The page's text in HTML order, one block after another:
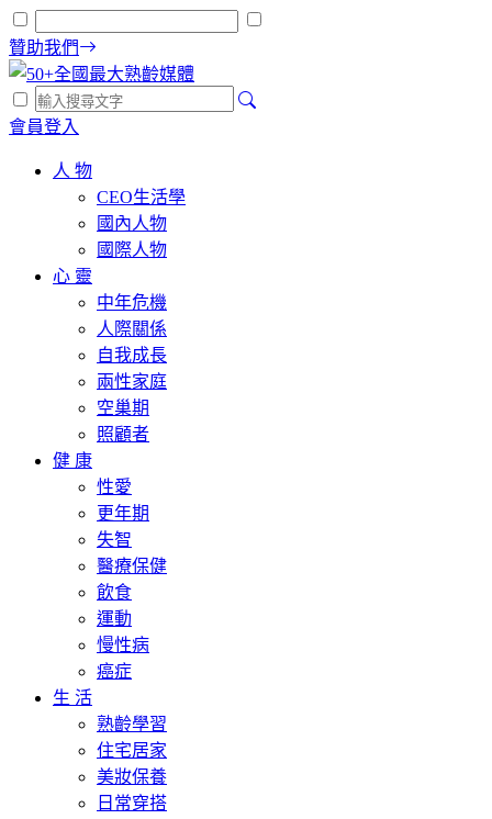
贊助我們
會員登入
人 物
CEO生活學
國內人物
國際人物
心 靈
中年危機
人際關係
自我成長
兩性家庭
空巢期
照顧者
健 康
性愛
更年期
失智
醫療保健
飲食
運動
慢性病
癌症
生 活
熟齡學習
住宅居家
美妝保養
日常穿搭